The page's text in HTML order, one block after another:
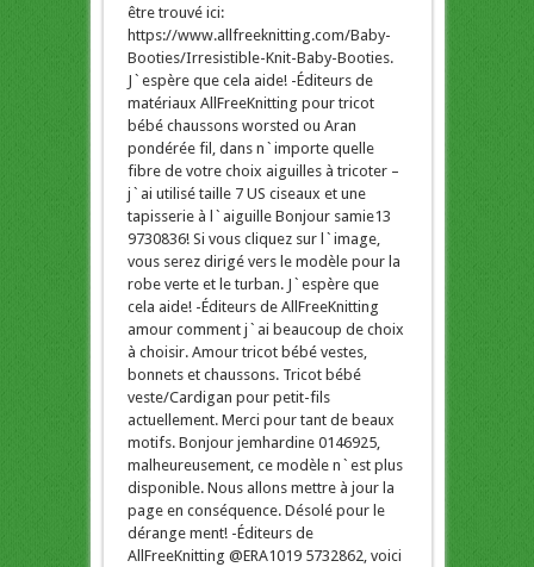
être trouvé ici:
https://www.allfreeknitting.com/Baby-
Booties/Irresistible-Knit-Baby-Booties.
J`espère que cela aide! -Éditeurs de
matériaux AllFreeKnitting pour tricot
bébé chaussons worsted ou Aran
pondérée fil, dans n`importe quelle
fibre de votre choix aiguilles à tricoter –
j`ai utilisé taille 7 US ciseaux et une
tapisserie à l`aiguille Bonjour samie13
9730836! Si vous cliquez sur l`image,
vous serez dirigé vers le modèle pour la
robe verte et le turban. J`espère que
cela aide! -Éditeurs de AllFreeKnitting
amour comment j`ai beaucoup de choix
à choisir. Amour tricot bébé vestes,
bonnets et chaussons. Tricot bébé
veste/Cardigan pour petit-fils
actuellement. Merci pour tant de beaux
motifs. Bonjour jemhardine 0146925,
malheureusement, ce modèle n`est plus
disponible. Nous allons mettre à jour la
page en conséquence. Désolé pour le
dérange ment! -Éditeurs de
AllFreeKnitting @ERA1019 5732862, voici